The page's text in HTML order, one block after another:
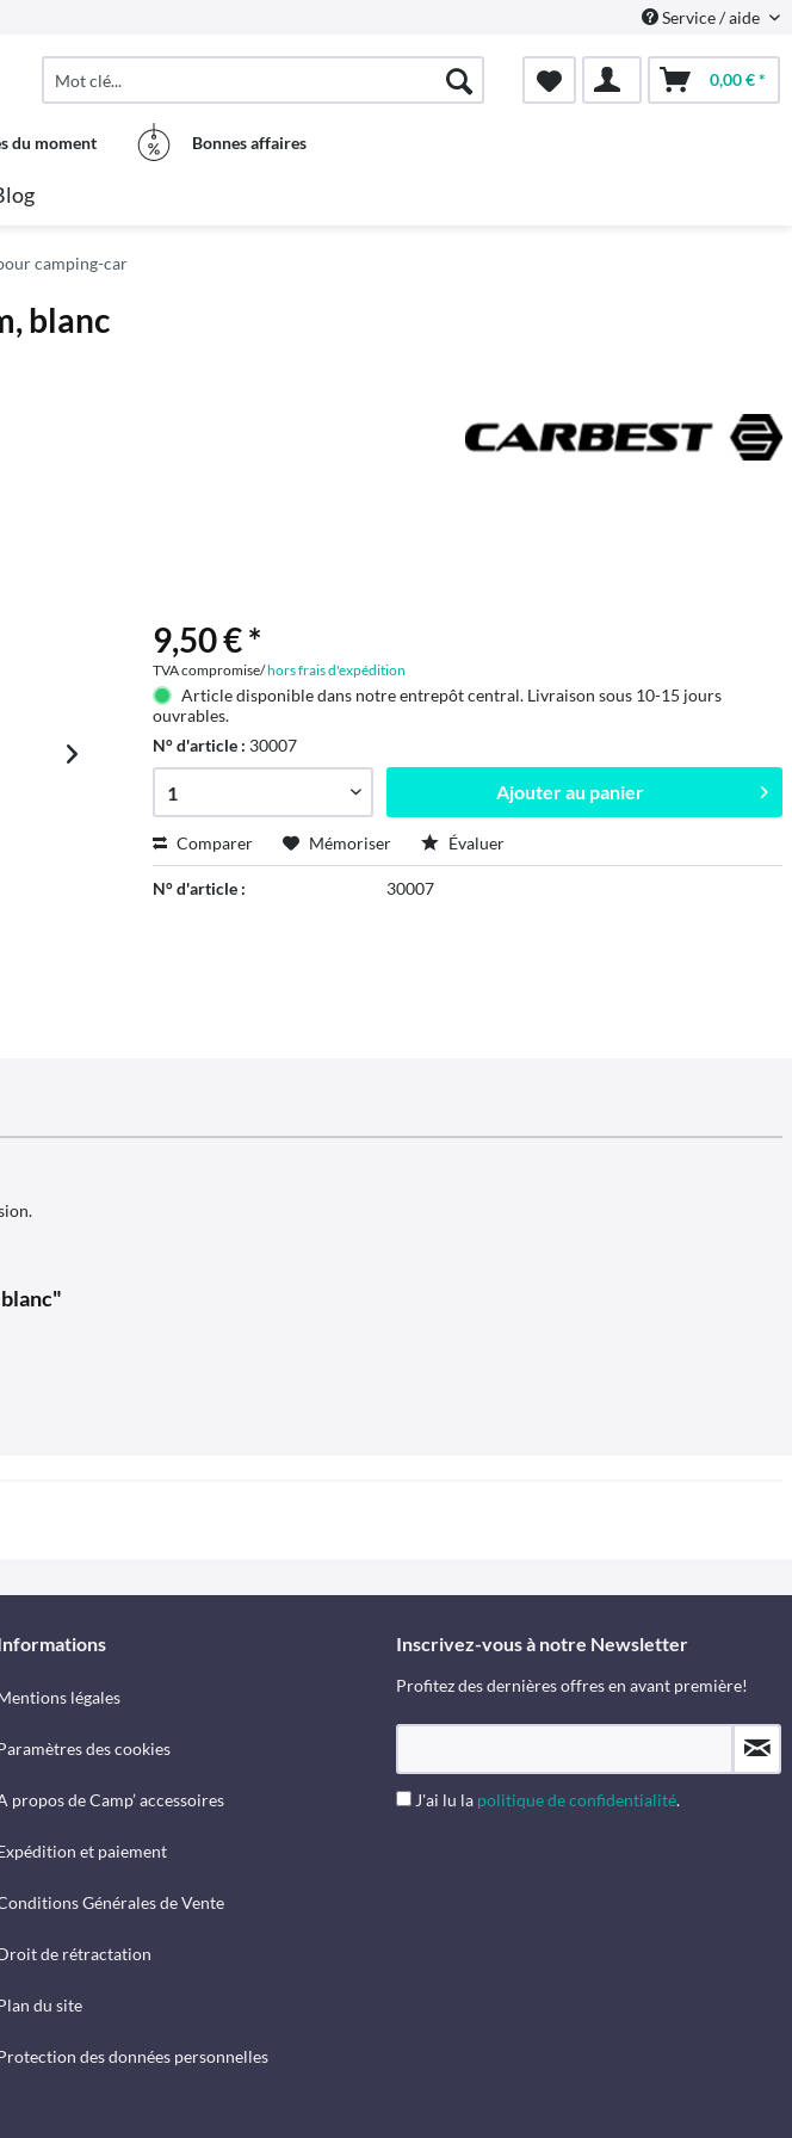
Service / aide
0,00 € *
du moment Bonnes affaires
camping-car
blanc
9,50 € *
TVA compromise/hors frais d'expédition
Article disponible dans notre entrepôt central. Livraison sous 10-15 jours
ouvrables.
N° d'article : 30007
Ajouter au panier
Comparer Mémoriser Évaluer
N° d'article : 30007
légales
des cookies
propos de Camp’ accessoires
et paiement
Générales de Vente
de rétractation
du site
des données personnelles
Inscrivez-vous à notre Newsletter
Profitez des dernières offres en avant première!
J'ai lu la politique de confidentialité.